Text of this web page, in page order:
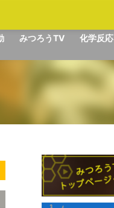
みつろうTV 化学反応